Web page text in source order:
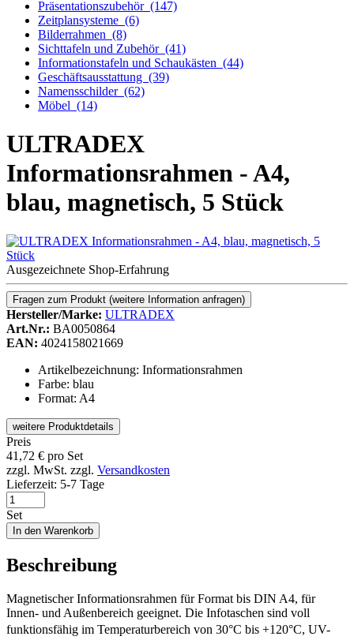
Präsentationszubehör (147)
Zeitplansysteme (6)
Bilderrahmen (8)
Sichttafeln und Zubehör (41)
Informationstafeln und Schaukästen (44)
Geschäftsausstattung (39)
Namensschilder (62)
Möbel (14)
ULTRADEX
Informationsrahmen - A4,
blau, magnetisch, 5 Stück
Ausgezeichnete Shop-Erfahrung
Fragen zum Produkt (weitere Information anfragen)
Hersteller/Marke: ULTRADEX
Art.Nr.: BA0050864
EAN: 4024158021669
Artikelbezeichnung: Informationsrahmen
Farbe: blau
Format: A4
weitere Produktdetails
Preis
41,72 € pro Set
zzgl. MwSt. zzgl. Versandkosten
Lieferzeit: 5-7 Tage
Set
In den Warenkorb
Beschreibung
Magnetischer Informationsrahmen für Format bis DIN A4, für
Innen- und Außenbereich geeignet. Die Infotaschen sind voll
funktionsfähig im Temperaturbereich von 30°C bis +120°C, UV-